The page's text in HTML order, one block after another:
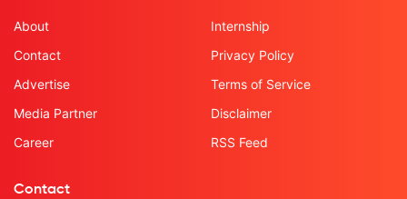
About
Contact
Advertise
Media Partner
Career
Internship
Privacy Policy
Terms of Service
Disclaimer
RSS Feed
Contact